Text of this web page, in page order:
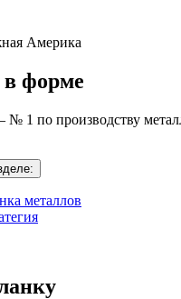
Америка
в форме
1 по производству
металлов